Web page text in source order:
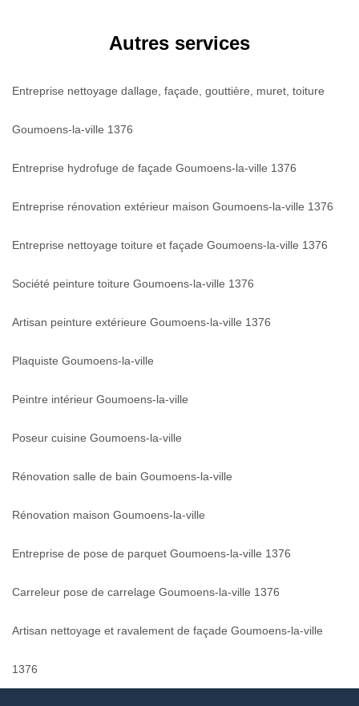
Autres services
Entreprise nettoyage dallage, façade, gouttière, muret, toiture
Goumoens-la-ville 1376
Entreprise hydrofuge de façade Goumoens-la-ville 1376
Entreprise rénovation extérieur maison Goumoens-la-ville 1376
Entreprise nettoyage toiture et façade Goumoens-la-ville 1376
Société peinture toiture Goumoens-la-ville 1376
Artisan peinture extérieure Goumoens-la-ville 1376
Plaquiste Goumoens-la-ville
Peintre intérieur Goumoens-la-ville
Poseur cuisine Goumoens-la-ville
Rénovation salle de bain Goumoens-la-ville
Rénovation maison Goumoens-la-ville
Entreprise de pose de parquet Goumoens-la-ville 1376
Carreleur pose de carrelage Goumoens-la-ville 1376
Artisan nettoyage et ravalement de façade Goumoens-la-ville
1376